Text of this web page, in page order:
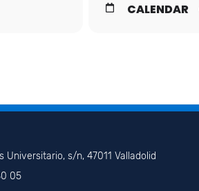
CALENDAR
Universitario, s/n, 47011 Valladolid
05